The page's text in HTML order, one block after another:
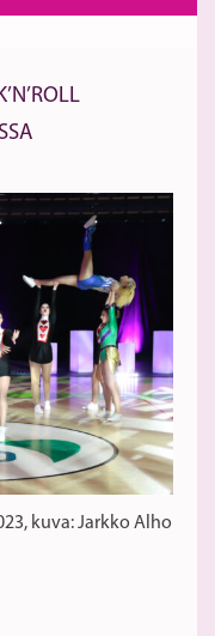
kuva: Jarkko Alho